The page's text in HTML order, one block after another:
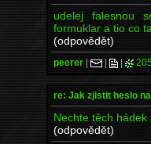
udelej falesnou
formuklar a tio co
(odpovědět)
peerer | | |
re: Jak zjistit heslo
Nechte těch
(odpovědět)